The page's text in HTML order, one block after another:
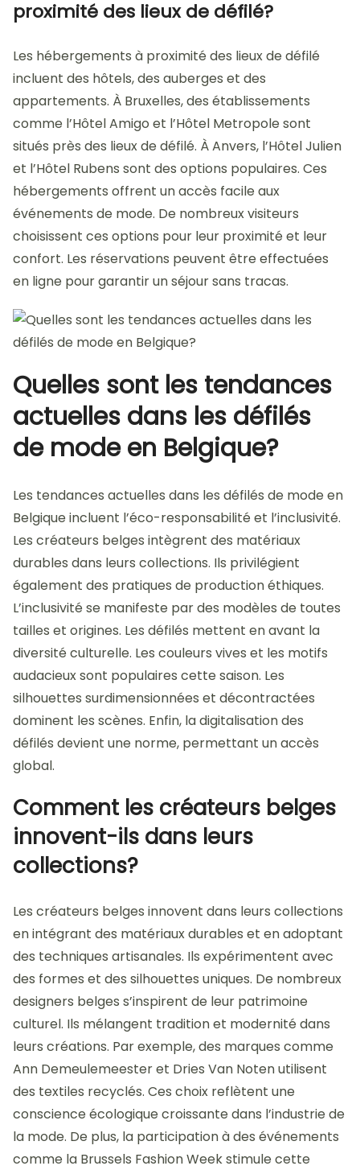
proximité des lieux de défilé?
Les hébergements à proximité des lieux de défilé
incluent des hôtels, des auberges et des
appartements. À Bruxelles, des établissements
comme l’Hôtel Amigo et l’Hôtel Metropole sont
situés près des lieux de défilé. À Anvers, l’Hôtel Julien
et l’Hôtel Rubens sont des options populaires. Ces
hébergements offrent un accès facile aux
événements de mode. De nombreux visiteurs
choisissent ces options pour leur proximité et leur
confort. Les réservations peuvent être effectuées
en ligne pour garantir un séjour sans tracas.
Quelles sont les tendances
actuelles dans les défilés
de mode en Belgique?
Les tendances actuelles dans les défilés de mode en
Belgique incluent l’éco-responsabilité et l’inclusivité.
Les créateurs belges intègrent des matériaux
durables dans leurs collections. Ils privilégient
également des pratiques de production éthiques.
L’inclusivité se manifeste par des modèles de toutes
tailles et origines. Les défilés mettent en avant la
diversité culturelle. Les couleurs vives et les motifs
audacieux sont populaires cette saison. Les
silhouettes surdimensionnées et décontractées
dominent les scènes. Enfin, la digitalisation des
défilés devient une norme, permettant un accès
global.
Comment les créateurs belges
innovent-ils dans leurs
collections?
Les créateurs belges innovent dans leurs collections
en intégrant des matériaux durables et en adoptant
des techniques artisanales. Ils expérimentent avec
des formes et des silhouettes uniques. De nombreux
designers belges s’inspirent de leur patrimoine
culturel. Ils mélangent tradition et modernité dans
leurs créations. Par exemple, des marques comme
Ann Demeulemeester et Dries Van Noten utilisent
des textiles recyclés. Ces choix reflètent une
conscience écologique croissante dans l’industrie de
la mode. De plus, la participation à des événements
comme la Brussels Fashion Week stimule cette